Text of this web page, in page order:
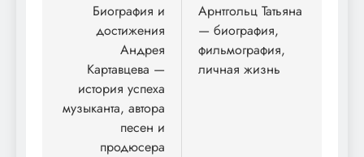
записям
Биография и
достижения
Андрея
Картавцева —
история успеха
музыканта, автора
песен и
продюсера
Арнтгольц Татьяна
— биография,
фильмография,
личная жизнь